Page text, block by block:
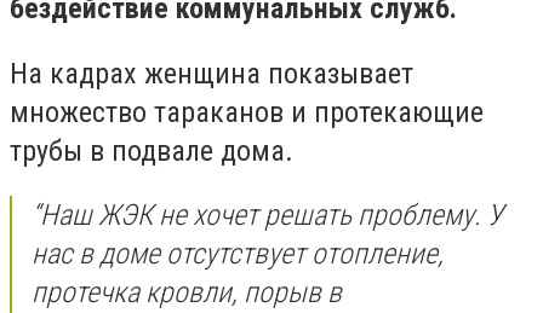
бездействие коммунальных служб.
На кадрах женщина показывает
множество тараканов и протекающие
трубы в подвале дома.
“Наш ЖЭК не хочет решать проблему. У
нас в доме отсутствует отопление,
протечка кровли, порыв в